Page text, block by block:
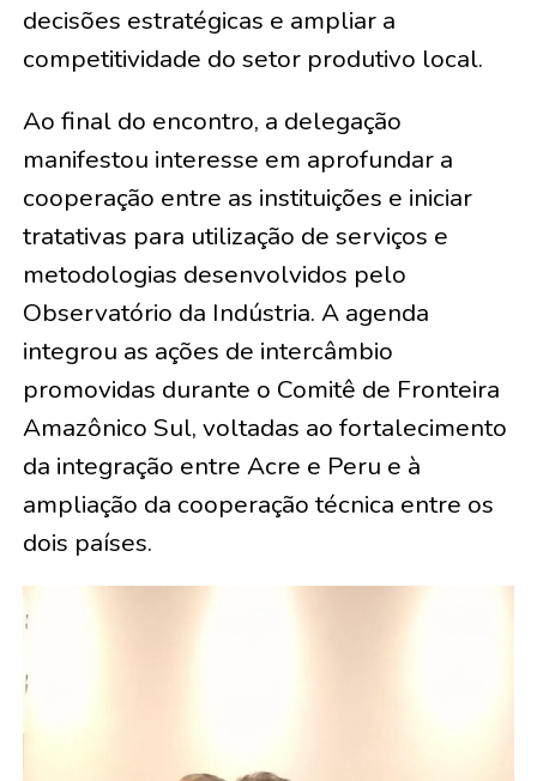
decisões estratégicas e ampliar a
competitividade do setor produtivo local.
Ao final do encontro, a delegação
manifestou interesse em aprofundar a
cooperação entre as instituições e iniciar
tratativas para utilização de serviços e
metodologias desenvolvidos pelo
Observatório da Indústria. A agenda
integrou as ações de intercâmbio
promovidas durante o Comitê de Fronteira
Amazônico Sul, voltadas ao fortalecimento
da integração entre Acre e Peru e à
ampliação da cooperação técnica entre os
dois países.